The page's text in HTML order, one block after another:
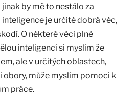
jinak by mě to nestálo za
je určitě dobrá věc,
O některé věci plně
inteligencí si myslím že
ale v určitých oblastech,
obory, může myslím pomoci k
práce.